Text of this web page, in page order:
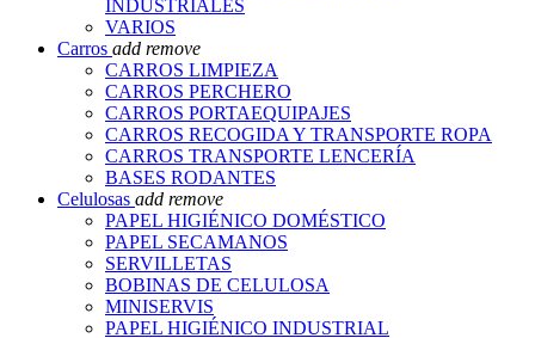
INDUSTRIALES
VARIOS
Carros add remove
CARROS LIMPIEZA
CARROS PERCHERO
CARROS PORTAEQUIPAJES
CARROS RECOGIDA Y TRANSPORTE ROPA
CARROS TRANSPORTE LENCERÍA
BASES RODANTES
Celulosas add remove
PAPEL HIGIÉNICO DOMÉSTICO
PAPEL SECAMANOS
SERVILLETAS
BOBINAS DE CELULOSA
MINISERVIS
PAPEL HIGIÉNICO INDUSTRIAL